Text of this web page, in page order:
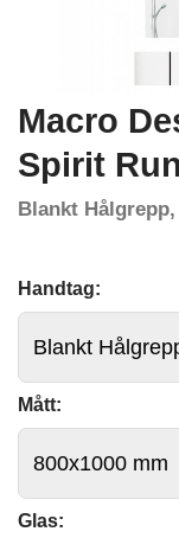
Macro
Spirit
Blankt
Handtag:
Mått:
Glas: